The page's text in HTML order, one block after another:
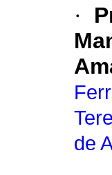
·
de